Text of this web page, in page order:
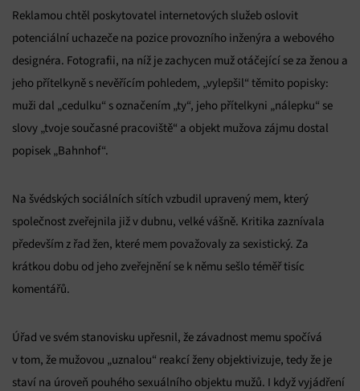
Reklamou chtěl poskytovatel internetových služeb oslovit
potenciální uchazeče na pozice provozního inženýra a webového
designéra. Fotografii, na níž je zachycen muž otáčející se za ženou a
jeho přítelkyně s nevěřícím pohledem, „vylepšil“ těmito popisky:
muži dal „cedulku“ s označením „ty“, jeho přítelkyni „nálepku“ se
slovy „tvoje současné pracoviště“ a objekt mužova zájmu dostal
popisek „Bahnhof“.
Na švédských sociálních sítích vzbudil upravený mem, který
společnost zveřejnila již v dubnu, velké vášně. Kritika zaznívala
především z řad žen, které mem považovaly za sexistický. Za
krátkou dobu od jeho zveřejnění se k němu sešlo téměř tisíc
komentářů.
Úřad ve svém stanovisku upřesnil, že závadnost memu spočívá
v tom, že mužovou „uznalou“ reakcí ženy objektivizuje, tedy že je
staví na úroveň pouhého sexuálního objektu mužů. I když vyjádření